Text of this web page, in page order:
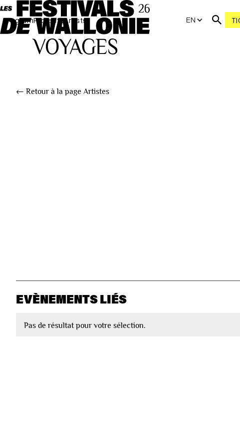
ProgramProjectsArtists EN
← Retour à la page Artistes
EVÈNEMENTS LIÉS
Pas de résultat pour votre sélection.